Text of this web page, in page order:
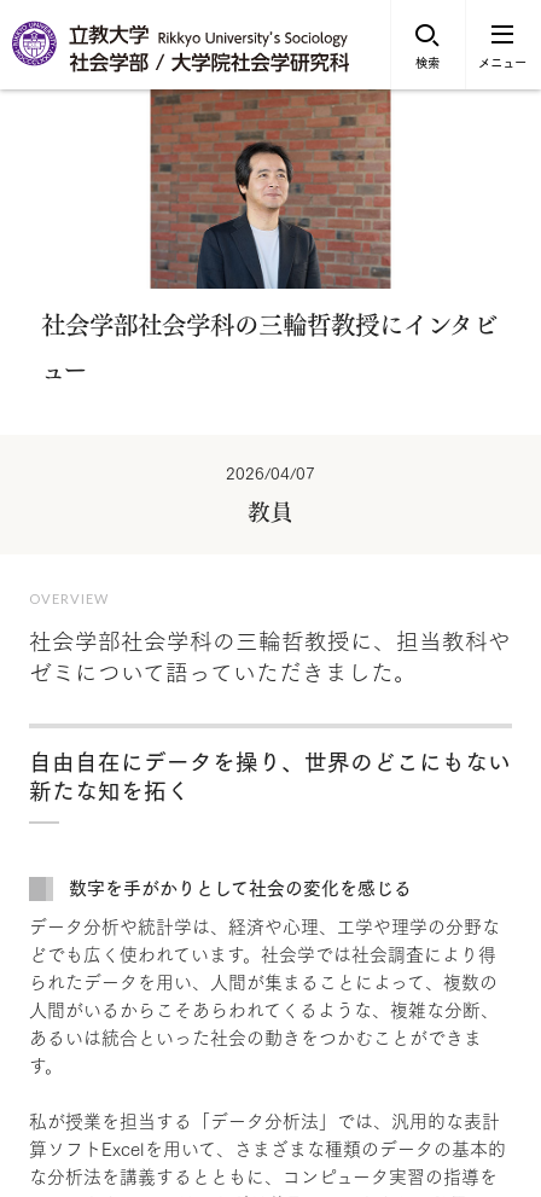
検索 メニュー
社会学部社会学科の三輪哲教授にインタビ
ュー
2026/04/07
教員
OVERVIEW
社会学部社会学科の三輪哲教授に、担当教科や
ゼミについて語っていただきました。
自由自在にデータを操り、世界のどこにもない
新たな知を拓く
数字を手がかりとして社会の変化を感じる
データ分析や統計学は、経済や心理、工学や理学の分野な
どでも広く使われています。社会学では社会調査により得
られたデータを用い、人間が集まることによって、複数の
人間がいるからこそあらわれてくるような、複雑な分断、
あるいは統合といった社会の動きをつかむことができま
す。
私が授業を担当する「データ分析法」では、汎用的な表計
算ソフトExcelを用いて、さまざまな種類のデータの基本的
な分析法を講義するとともに、コンピュータ実習の指導を